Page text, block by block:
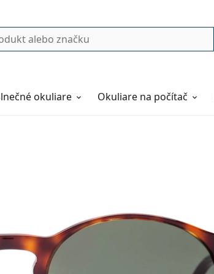
okuliare Okuliare na počítač
50 19